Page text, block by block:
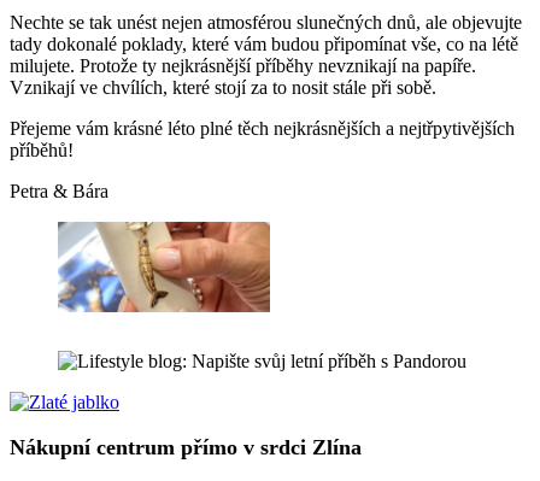
Nechte se tak unést nejen atmosférou slunečných dnů, ale objevujte
tady dokonalé poklady, které vám budou připomínat vše, co na létě
milujete. Protože ty nejkrásnější příběhy nevznikají na papíře.
Vznikají ve chvílích, které stojí za to nosit stále při sobě.
Přejeme vám krásné léto plné těch nejkrásnějších a nejtřpytivějších
příběhů!
Petra & Bára
Nákupní centrum přímo v srdci Zlína